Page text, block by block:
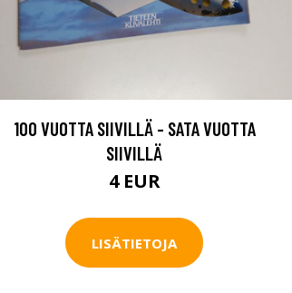
100 VUOTTA SIIVILLÄ - SATA VUOTTA
SIIVILLÄ
4 EUR
LISÄTIETOJA